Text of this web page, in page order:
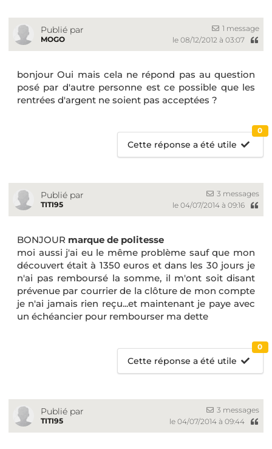
Publié par
MOGO
1 message
le 08/12/2012 à 03:07
bonjour Oui mais cela ne répond pas au question
posé par d'autre personne est ce possible que les
rentrées d'argent ne soient pas acceptées ?
Cette réponse a été utile
0
Publié par
TITI95
3 messages
le 04/07/2014 à 09:16
BONJOUR marque de politesse
moi aussi j'ai eu le même problème sauf que mon
découvert était à 1350 euros et dans les 30 jours je
n'ai pas remboursé la somme, il m'ont soit disant
prévenue par courrier de la clôture de mon compte
je n'ai jamais rien reçu...et maintenant je paye avec
un échéancier pour rembourser ma dette
Cette réponse a été utile
0
Publié par
TITI95
3 messages
le 04/07/2014 à 09:44